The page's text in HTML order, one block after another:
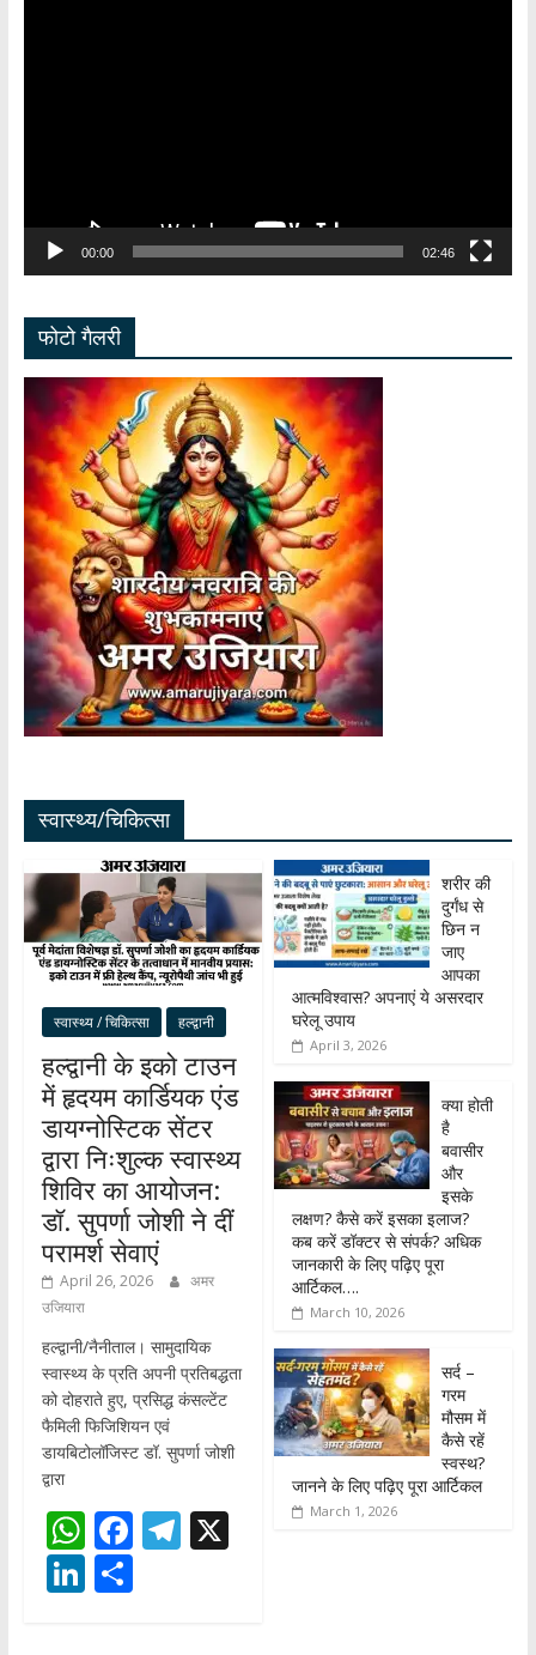
00:00 02:46
फोटो गैलरी
स्वास्थ्य/चिकित्सा
स्वास्थ्य / चिकित्सा हल्द्वानी
हल्द्वानी के इको टाउन
में हृदयम कार्डियक एंड
डायग्नोस्टिक सेंटर
द्वारा निःशुल्क स्वास्थ्य
शिविर का आयोजन:
डॉ. सुपर्णा जोशी ने दीं
परामर्श सेवाएं
April 26, 2026
अमर
उजियारा
हल्द्वानी/नैनीताल। सामुदायिक
स्वास्थ्य के प्रति अपनी प्रतिबद्धता
को दोहराते हुए, प्रसिद्ध कंसल्टेंट
फैमिली फिजिशियन एवं
डायबिटोलॉजिस्ट डॉ. सुपर्णा जोशी
द्वारा
W
h
at
F
ac
e
T X
Li S
शरीर की
दुर्गंध से
छिन न
जाए
आपका
आत्मविश्वास? अपनाएं ये असरदार
घरेलू उपाय
April 3, 2026
क्या होती
है
बवासीर
और
इसके
लक्षण? कैसे करें इसका इलाज?
कब करें डॉक्टर से संपर्क? अधिक
जानकारी के लिए पढ़िए पूरा
आर्टिकल….
March 10, 2026
सर्द –
गरम
मौसम में
कैसे रहें
स्वस्थ?
जानने के लिए पढ़िए पूरा आर्टिकल
March 1, 2026